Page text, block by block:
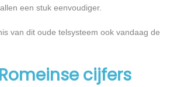
een stuk eenvoudiger.
van dit oude telsysteem ook vandaag de
cijfers